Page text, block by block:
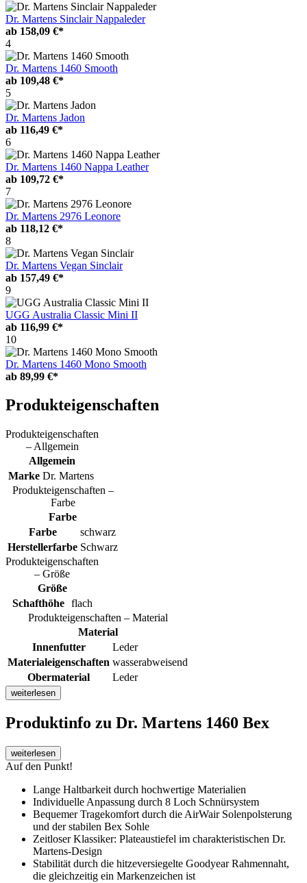
Dr. Martens Sinclair Nappaleder
ab 158,09 €*
4
Dr. Martens 1460 Smooth
ab 109,48 €*
5
Dr. Martens Jadon
ab 116,49 €*
6
Dr. Martens 1460 Nappa Leather
ab 109,72 €*
7
Dr. Martens 2976 Leonore
ab 118,12 €*
8
Dr. Martens Vegan Sinclair
ab 157,49 €*
9
UGG Australia Classic Mini II
ab 116,99 €*
10
Dr. Martens 1460 Mono Smooth
ab 89,99 €*
Produkteigenschaften
Produkteigenschaften
– Allgemein
Allgemein
Marke Dr. Martens
Produkteigenschaften –
Farbe
Farbe
Farbe
schwarz
Herstellerfarbe Schwarz
Produkteigenschaften
– Größe
Größe
Schafthöhe
flach
Produkteigenschaften – Material
Material
Innenfutter
Leder
Materialeigenschaften wasserabweisend
Obermaterial
Leder
weiterlesen
Produktinfo zu Dr. Martens 1460 Bex
weiterlesen
Auf den Punkt!
Lange Haltbarkeit durch hochwertige Materialien
Individuelle Anpassung durch 8 Loch Schnürsystem
Bequemer Tragekomfort durch die AirWair Solenpolsterung
und der stabilen Bex Sohle
Zeitloser Klassiker: Plateaustiefel im charakteristischen Dr.
Martens-Design
Stabilität durch die hitzeversiegelte Goodyear Rahmennaht,
die gleichzeitig ein Markenzeichen ist